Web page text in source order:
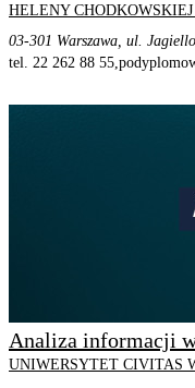
HELENY
03-301 Warszawa, ul.
tel. 22 262 88 55,
Analiza informacji
UNIWERSYTET CIVITAS